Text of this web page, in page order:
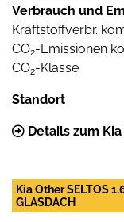
Verbrauch und
Kraftstoffverbr.
CO2-Emissionen
CO2-Klasse
Standort
Details zum
Kia Other SELTOS
GLASDACH